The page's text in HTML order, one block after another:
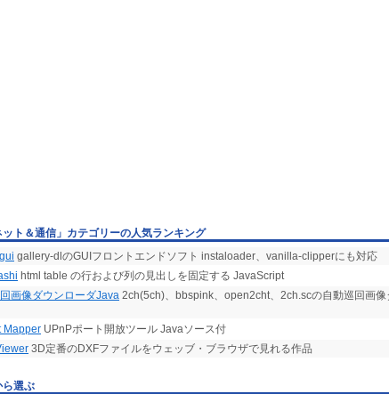
ット＆通信」カテゴリーの人気ランキング
gallery-dlのGUIフロントエンドソフト instaloader、vanilla-clipperにも対応
html table の行および列の見出しを固定する JavaScript
画像ダウンローダJava 2ch(5ch)、bbspink、open2cht、2ch.scの自動巡回画像
Mapper UPnPポート開放ツール Javaソース付
3D定番のDXFファイルをウェッブ・ブラウザで見れる作品
ら選ぶ